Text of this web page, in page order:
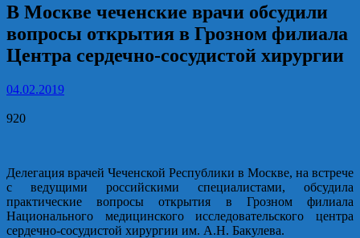
В Москве чеченские врачи обсудили
вопросы открытия в Грозном филиала
Центра сердечно-сосудистой хирургии
04.02.2019
920
Делегация врачей Чеченской Республики в Москве, на встрече
с ведущими российскими специалистами, обсудила
практические вопросы открытия в Грозном филиала
Национального медицинского исследовательского центра
сердечно-сосудистой хирургии им. А.Н. Бакулева.